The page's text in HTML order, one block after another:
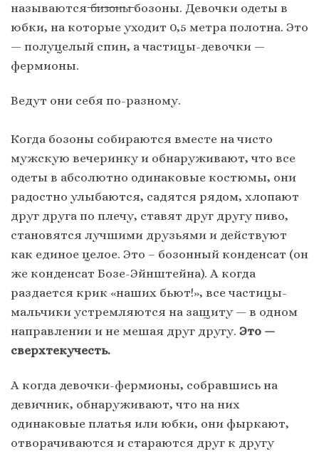
называются ̶б̶и̶з̶о̶н̶ы̶ бозоны. Девочки одеты в
юбки, на которые уходит 0,5 метра полотна. Это
— полуцелый спин, а частицы-девочки —
фермионы.
Ведут они себя по-разному.
Когда бозоны собираются вместе на чисто
мужскую вечеринку и обнаруживают, что все
одеты в абсолютно одинаковые костюмы, они
радостно улыбаются, садятся рядом, хлопают
друг друга по плечу, ставят друг другу пиво,
становятся лучшими друзьями и действуют
как единое целое. Это – бозонный конденсат (он
же конденсат Бозе-Эйнштейна). А когда
раздается крик «наших бьют!», все частицы-
мальчики устремляются на защиту — в одном
направлении и не мешая друг другу. Это —
сверхтекучесть.
А когда девочки-фермионы, собравшись на
девичник, обнаруживают, что на них
одинаковые платья или юбки, они фыркают,
отворачиваются и стараются друг к другу